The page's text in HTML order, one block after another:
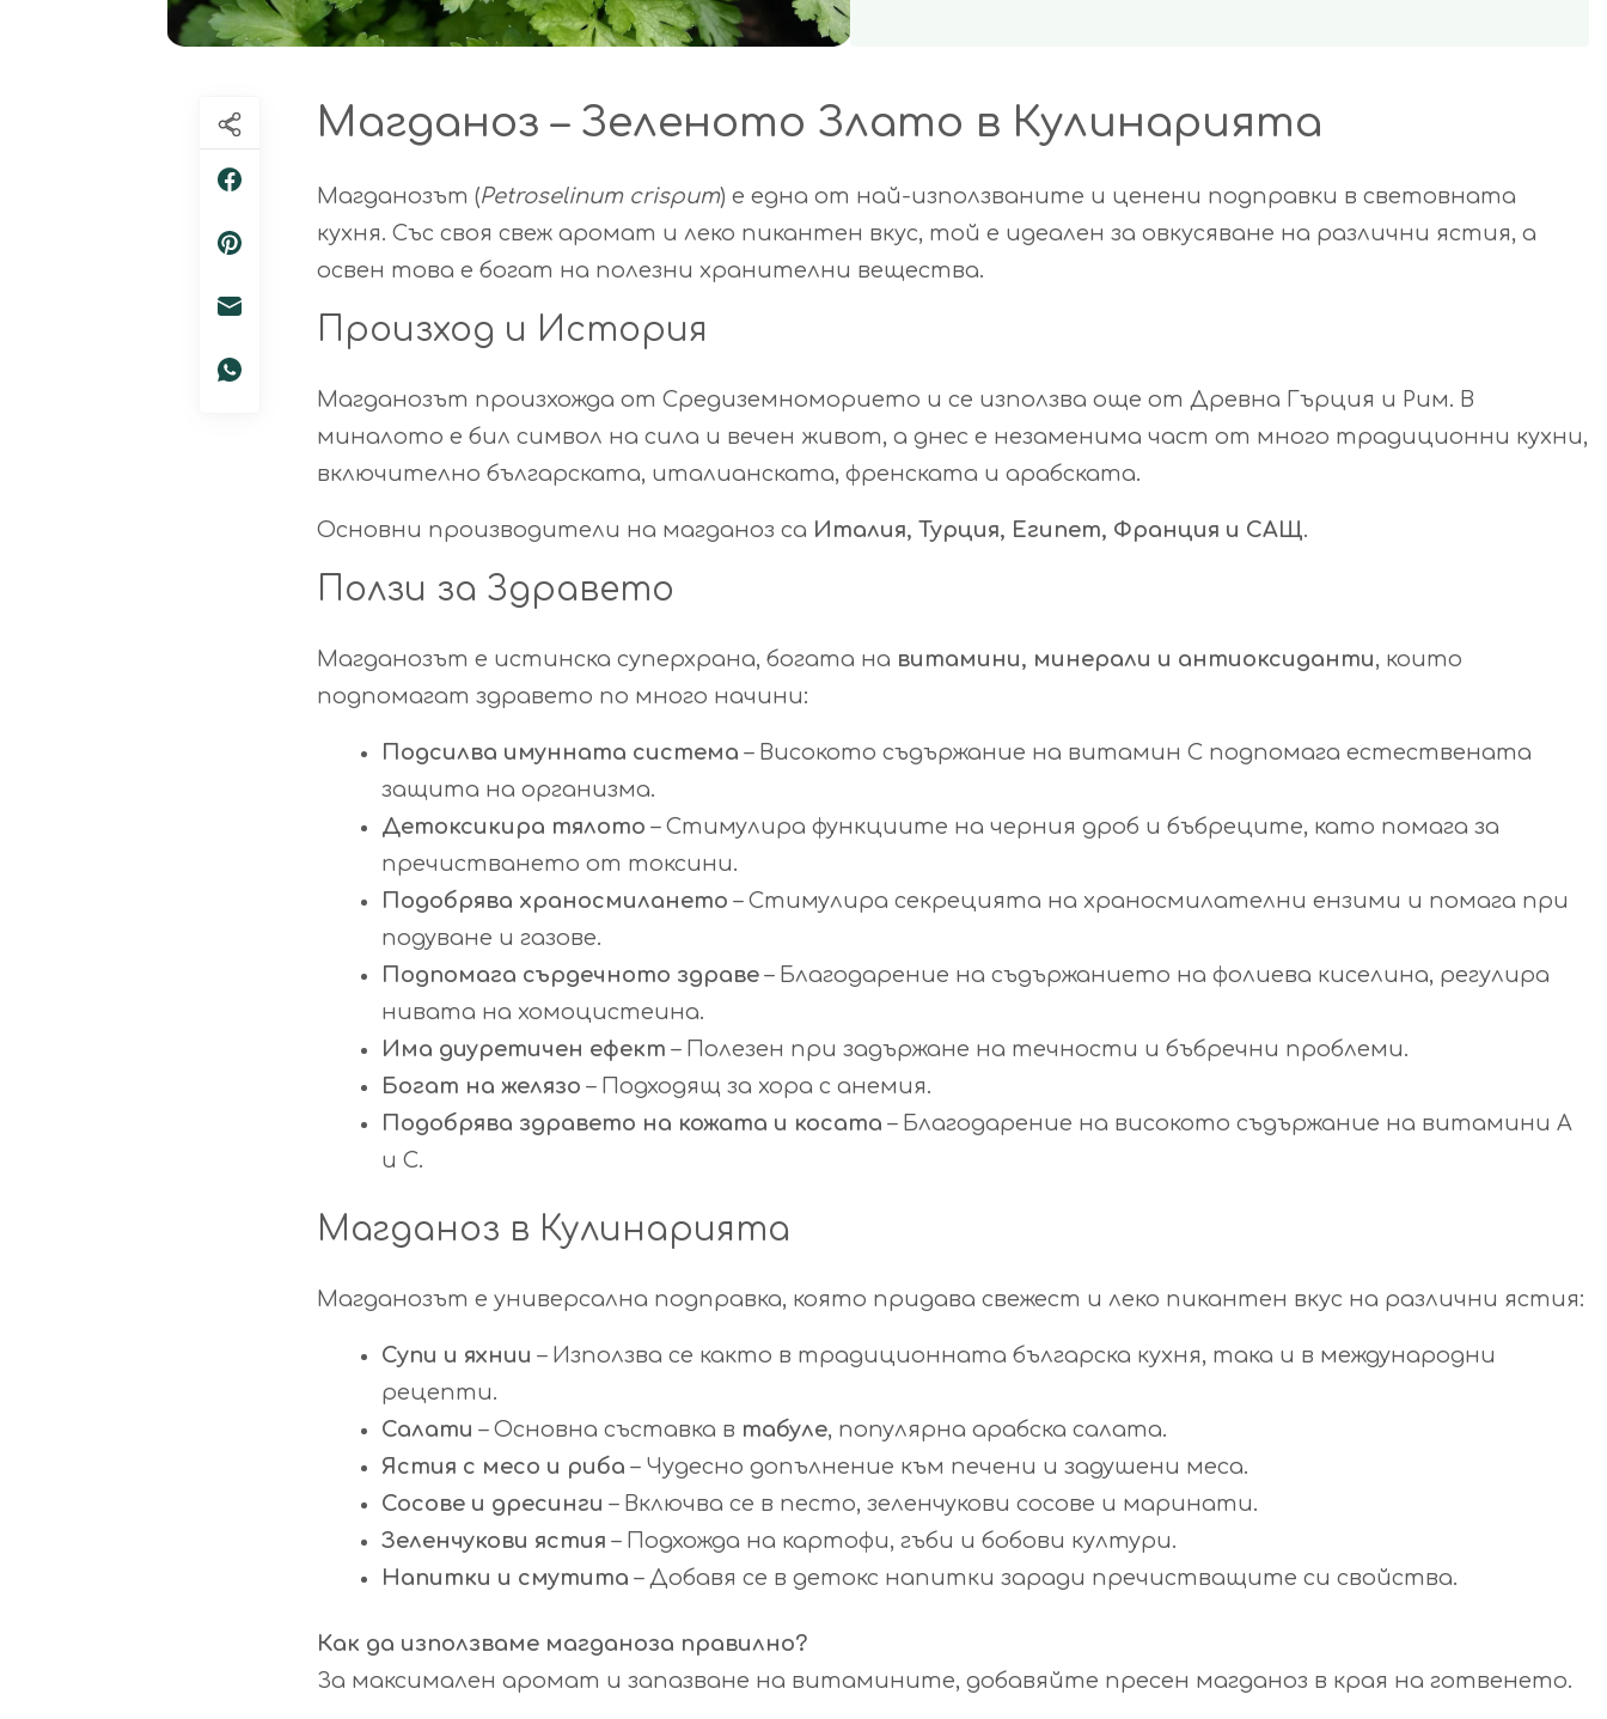
Магданоз – Зеленото Злато в Кулинарията
Магданозът (Petroselinum crispum) е една от най-използваните и ценени подправки в световната
кухня. Със своя свеж аромат и леко пикантен вкус, той е идеален за овкусяване на различни ястия, а
освен това е богат на полезни хранителни вещества.
Произход и История
Магданозът произхожда от Средиземноморието и се използва още от Древна Гърция и Рим. В
миналото е бил символ на сила и вечен живот, а днес е незаменима част от много традиционни кухни,
включително българската, италианската, френската и арабската.
Основни производители на магданоз са Италия, Турция, Египет, Франция и САЩ.
Ползи за Здравето
Магданозът е истинска суперхрана, богата на витамини, минерали и антиоксиданти, които
подпомагат здравето по много начини:
Подсилва имунната система – Високото съдържание на витамин C подпомага естествената
защита на организма.
Детоксикира тялото – Стимулира функциите на черния дроб и бъбреците, като помага за
пречистването от токсини.
Подобрява храносмилането – Стимулира секрецията на храносмилателни ензими и помага при
подуване и газове.
Подпомага сърдечното здраве – Благодарение на съдържанието на фолиева киселина, регулира
нивата на хомоцистеина.
Има диуретичен ефект – Полезен при задържане на течности и бъбречни проблеми.
Богат на желязо – Подходящ за хора с анемия.
Подобрява здравето на кожата и косата – Благодарение на високото съдържание на витамини А
и С.
Магданоз в Кулинарията
Магданозът е универсална подправка, която придава свежест и леко пикантен вкус на различни ястия:
Супи и яхнии – Използва се както в традиционната българска кухня, така и в международни
рецепти.
Салати – Основна съставка в табуле, популярна арабска салата.
Ястия с месо и риба – Чудесно допълнение към печени и задушени меса.
Сосове и дресинги – Включва се в песто, зеленчукови сосове и маринати.
Зеленчукови ястия – Подхожда на картофи, гъби и бобови култури.
Напитки и смутита – Добавя се в детокс напитки заради пречистващите си свойства.
Как да използваме магданоза правилно?
За максимален аромат и запазване на витамините, добавяйте пресен магданоз в края на готвенето.